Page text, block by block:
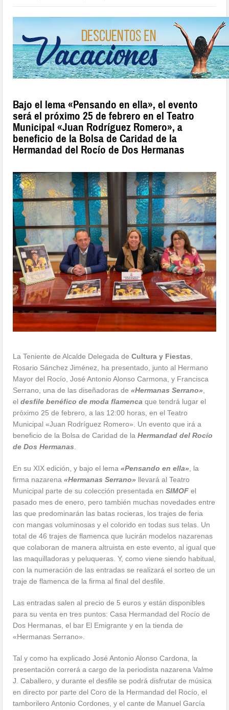
Bajo el lema «Pensando en ella», el evento
será el próximo 25 de febrero en el Teatro
Municipal «Juan Rodríguez Romero», a
beneficio de la Bolsa de Caridad de la
Hermandad del Rocío de Dos Hermanas
La Teniente de Alcalde Delegada deCultura y Fiestas
Rosario Sánchez Jiménez, ha presentado, junto al Hermano
Mayor del Rocío, José Antonio Alonso Carmona, y Francisca
Serrano, una de las diseñadoras de«Hermanas Serrano»
eldesfile benéfico de moda flamencaque tendrá lugar el
próximo 25 de febrero, a las 12:00 horas, en el Teatro
Municipal «Juan Rodríguez Romero». Un evento que irá a
beneficio de la Bolsa de Caridad de laHermandad del Rocío
de Dos Hermanas
En su XIX edición, y bajo el lema«Pensando en ella» , la
firma nazarena«Hermanas Serrano» llevará al Teatro
Municipal parte de su colección presentada enSIMOF el
pasado mes de enero, pero también muchas novedades entre
las que predominarán las batas rocieras, los trajes de feria
con mangas voluminosas y el colorido en todas sus telas. Un
total de 46 trajes de flamenca que lucirán modelos nazarenas
que colaboran de manera altruista en este evento, al igual que
las maquilladoras y peluqueras. Y, como viene siendo habitual,
con la numeración de las entradas se realizará el sorteo de un
traje de flamenca de la firma al final del desfile.
Las entradas salen al precio de 5 euros y están disponibles
para su venta en tres puntos: Casa Hermandad del Rocío de
Dos Hermanas, el bar El Emigrante y en la tienda de
«Hermanas Serrano».
Tal y como ha explicado José Antonio Alonso Cardona, la
presentación correrá a cargo de la periodista nazarena Valme
J. Caballero, y durante el desfile se podrá disfrutar de música
en directo por parte del Coro de la Hermandad del Rocío, el
tamborilero Antonio Cordones, y el cante de Manuel García